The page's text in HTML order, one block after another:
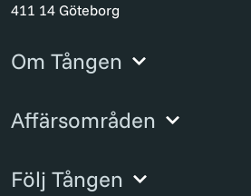
411 14 Göteborg
Om Tången
Affärsområden
Följ Tången